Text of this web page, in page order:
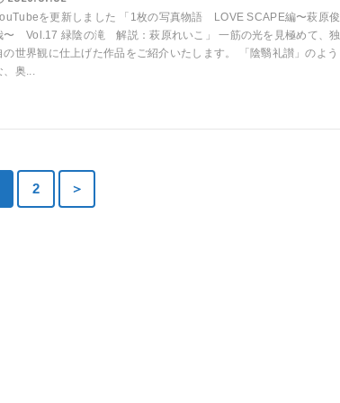
を更新しました 「1枚の写真物語 LOVE SCAPE編〜萩原俊
〜 Vol.17 緑陰の滝 解説：萩原れいこ」 一筋の光を見極めて、独
の世界観に仕上げた作品をご紹介いたします。 「陰翳礼讃」のよう
、奥...
2 ＞